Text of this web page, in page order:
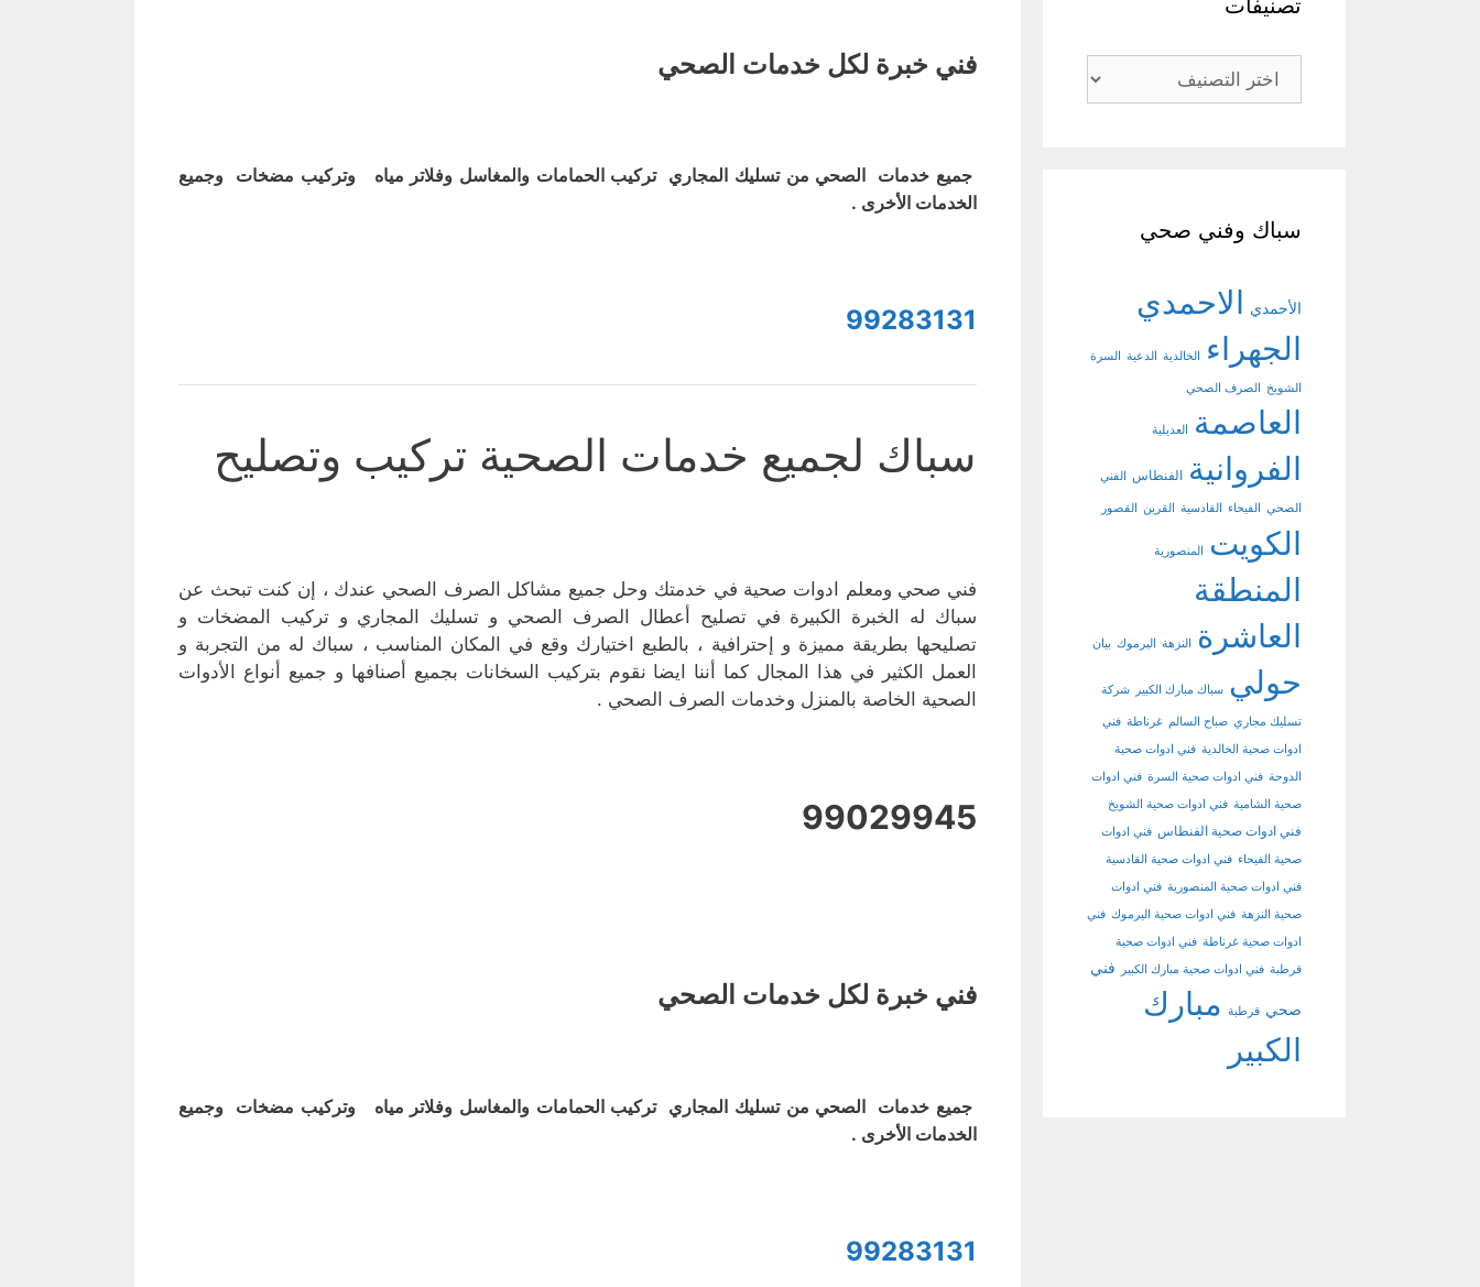
فني خبرة لكل خدمات الصحي
جميع خدمات الصحي من تسليك المجاري تركيب الحمامات والمغاسل وفلاتر مياه وتركيب مضخات وجميع
الخدمات الأخرى .
99283131
سباك لجميع خدمات الصحية تركيب وتصليح
فني صحي ومعلم ادوات صحية في خدمتك وحل جميع مشاكل الصرف الصحي عندك ، إن كنت تبحث عن
سباك له الخبرة الكبيرة في تصليح أعطال الصرف الصحي و تسليك المجاري و تركيب المضخات و
تصليحها بطريقة مميزة و إحترافية ، بالطبع اختيارك وقع في المكان المناسب ، سباك له من التجربة و
العمل الكثير في هذا المجال كما أننا ايضا نقوم بتركيب السخانات بجميع أصنافها و جميع أنواع الأدوات
الصحية الخاصة بالمنزل وخدمات الصرف الصحي .
99029945
فني خبرة لكل خدمات الصحي
جميع خدمات الصحي من تسليك المجاري تركيب الحمامات والمغاسل وفلاتر مياه وتركيب مضخات وجميع
الخدمات الأخرى .
99283131
تصنيفات
تصنيفات
سباك وفني صحي
الأحمدي الاحمدي
الجهراء
الخالدية الدعية السرة
الشويخ الصرف الصحي
العاصمة العديلية
الفروانية الفنطاس الفني
الصحي الفيحاء القادسية القرين القصور
الكويت المنصورية
المنطقة
العاشرة
النزهة اليرموك بيان
حولي سباك مبارك الكبير شركة
تسليك مجاري صباح السالم غرناطة فني
ادوات صحية الخالدية فني ادوات صحية
الدوحة فني ادوات صحية السرة فني ادوات
صحية الشامية فني ادوات صحية الشويخ
فني ادوات صحية الفنطاس فني ادوات
صحية الفيحاء فني ادوات صحية القادسية
فني ادوات صحية المنصورية فني ادوات
صحية النزهة فني ادوات صحية اليرموك فني
ادوات صحية غرناطة فني ادوات صحية
قرطبة فني ادوات صحية مبارك الكبير فني
صحي قرطبة مبارك
الكبير